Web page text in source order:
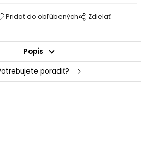
Pridať do obľúbených Zdielať
Popis
poradiť?